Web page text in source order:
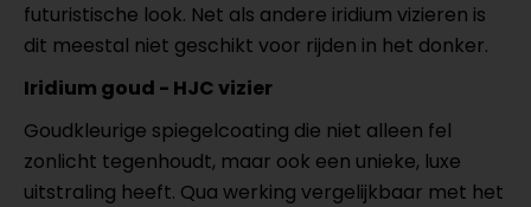
futuristische look. Net als andere iridium vizieren is
dit meestal niet geschikt voor rijden in het donker.
Iridium goud - HJC vizier
Goudkleurige spiegelcoating die niet alleen fel
zonlicht tegenhoudt, maar ook een unieke, luxe
uitstraling heeft. Qua werking vergelijkbaar met het